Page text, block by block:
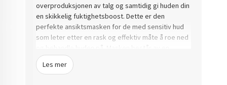
overproduksjonen av talg og samtidig gi huden din
en skikkelig fuktighetsboost.Dette er den
perfekte ansiktsmasken for de med sensitiv hud
som leter etter en rask og effektiv måte å roe ned
sterilisert bandasje, og takket være 45% Ganghwa
Injin burotekstrakt som er maskens magiske
Les mer